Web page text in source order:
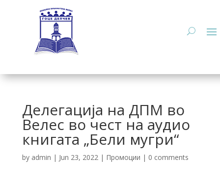
Делегација на ДПМ во
Велес во чест на аудио
книгата „Бели мугри“
by admin | Jun 23, 2022| Промоции | 0 comments